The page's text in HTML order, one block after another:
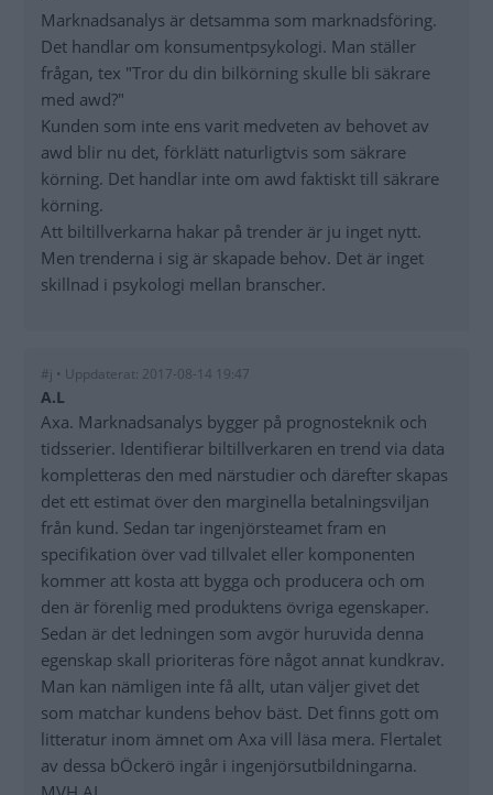
Marknadsanalys är detsamma som marknadsföring.
Det handlar om konsumentpsykologi. Man ställer
frågan, tex "Tror du din bilkörning skulle bli säkrare
med awd?"
Kunden som inte ens varit medveten av behovet av
awd blir nu det, förklätt naturligtvis som säkrare
körning. Det handlar inte om awd faktiskt till säkrare
körning.
Att biltillverkarna hakar på trender är ju inget nytt.
Men trenderna i sig är skapade behov. Det är inget
skillnad i psykologi mellan branscher.
#j • Uppdaterat: 2017-08-14 19:47
A.L
Axa. Marknadsanalys bygger på prognosteknik och
tidsserier. Identifierar biltillverkaren en trend via data
kompletteras den med närstudier och därefter skapas
det ett estimat över den marginella betalningsviljan
från kund. Sedan tar ingenjörsteamet fram en
specifikation över vad tillvalet eller komponenten
kommer att kosta att bygga och producera och om
den är förenlig med produktens övriga egenskaper.
Sedan är det ledningen som avgör huruvida denna
egenskap skall prioriteras före något annat kundkrav.
Man kan nämligen inte få allt, utan väljer givet det
som matchar kundens behov bäst. Det finns gott om
litteratur inom ämnet om Axa vill läsa mera. Flertalet
av dessa bÖckerö ingår i ingenjörsutbildningarna.